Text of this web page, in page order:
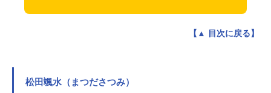
【▲ 目次に戻る】
松田颯水（まつださつみ）